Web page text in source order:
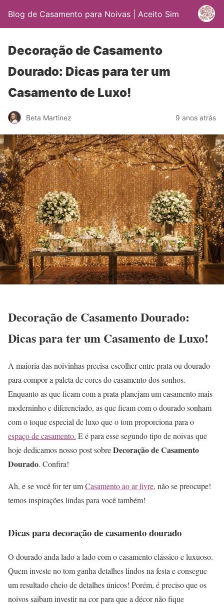
Blog de Casamento para Noivas | Aceito Sim
Decoração de Casamento
Dourado: Dicas para ter um
Casamento de Luxo!
Beta Martinez 9 anos atrás
Decoração de Casamento Dourado:
Dicas para ter um Casamento de Luxo!
A maioria das noivinhas precisa escolher entre prata ou dourado
para compor a paleta de cores do casamento dos sonhos.
Enquanto as que ficam com a prata planejam um casamento mais
moderninho e diferenciado, as que ficam com o dourado sonham
com o toque especial de luxo que o tom proporciona para o
espaço de casamento. E é para esse segundo tipo de noivas que
hoje dedicamos nosso post sobreDecoração de Casamento
Dourado. Confira!
Ah, e se você for ter umCasamento ao ar livre, não se preocupe!
temos inspirações lindas para você também!
Dicas para decoração de casamento dourado
O dourado anda lado a lado com o casamento clássico e luxuoso.
Quem investe no tom ganha detalhes lindos na festa e consegue
um resultado cheio de detalhes únicos! Porém, é preciso que os
noivos saibam investir na cor para que a décor não fique